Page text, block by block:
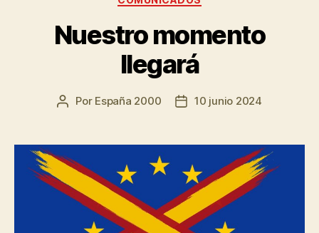
Nuestro momento
llegará
Por España 2000 10 junio 2024